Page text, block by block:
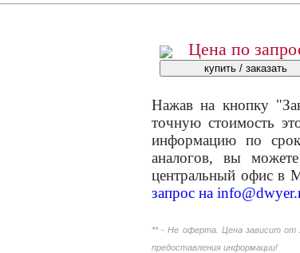
Цена по
Нажав на кнопку
точную стоимость
информацию по
аналогов, вы
центральный офис в
запрос на
** - Не оферта. Цена зависит от
предоставления информации!